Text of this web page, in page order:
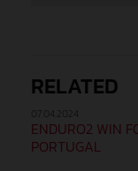
RELATED
ENDURO2 WIN
PORTUGAL